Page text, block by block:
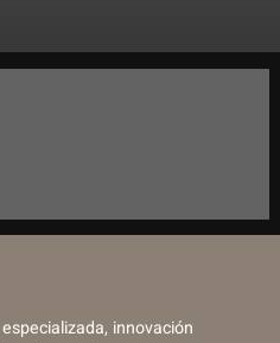
innovación